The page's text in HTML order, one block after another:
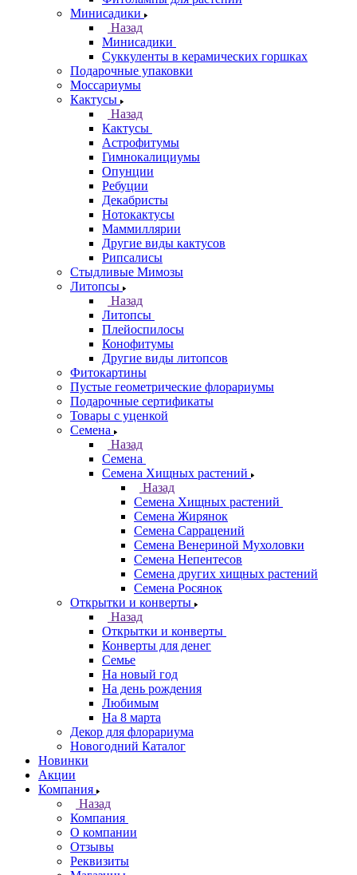
Минисадики
Назад
Минисадики
Суккуленты в керамических горшках
Подарочные упаковки
Моссариумы
Кактусы
Назад
Кактусы
Астрофитумы
Гимнокалициумы
Опунции
Ребуции
Декабристы
Нотокактусы
Маммиллярии
Другие виды кактусов
Рипсалисы
Стыдливые Мимозы
Литопсы
Назад
Литопсы
Плейоспилосы
Конофитумы
Другие виды литопсов
Фитокартины
Пустые геометрические флорариумы
Подарочные сертификаты
Товары с уценкой
Семена
Назад
Семена
Семена Хищных растений
Назад
Семена Хищных растений
Семена Жирянок
Семена Саррацений
Семена Венериной Мухоловки
Семена Непентесов
Семена других хищных растений
Семена Росянок
Открытки и конверты
Назад
Открытки и конверты
Конверты для денег
Семье
На новый год
На день рождения
Любимым
На 8 марта
Декор для флорариума
Новогодний Каталог
Новинки
Акции
Компания
Назад
Компания
О компании
Отзывы
Реквизиты